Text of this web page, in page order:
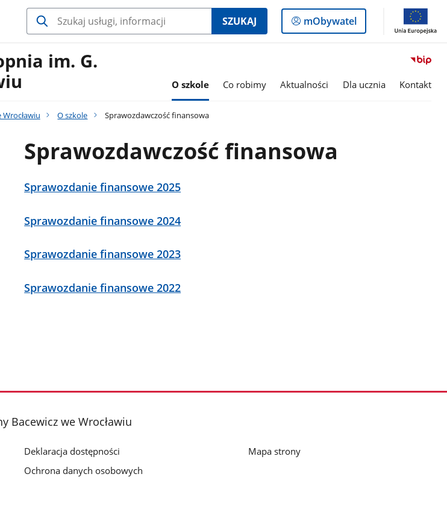
SZUKAJ
Logowanie
do
mObywatel
im. G.
O szkole Co robimy Aktualności Dla ucznia Kontakt
O szkole Sprawozdawczość finansowa
Sprawozdawczość finansowa
Sprawozdanie finansowe 2025
Sprawozdanie finansowe 2024
Sprawozdanie finansowe 2023
Sprawozdanie finansowe 2022
Bacewicz we Wrocławiu
Deklaracja dostępności
Ochrona danych osobowych
Mapa strony